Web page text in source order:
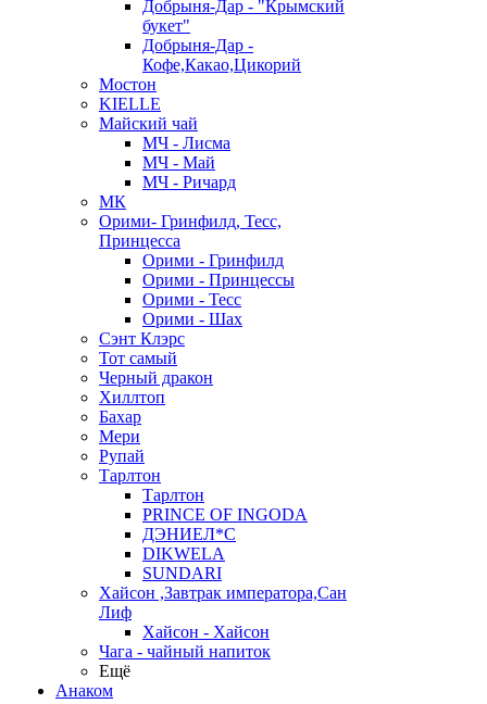
Добрыня-Дар - "Крымский
букет"
Добрыня-Дар -
Кофе,Какао,Цикорий
Мостон
KIELLE
Майский чай
МЧ - Лисма
МЧ - Май
МЧ - Ричард
МК
Орими- Гринфилд, Тесс,
Принцесса
Орими - Гринфилд
Орими - Принцессы
Орими - Тесс
Орими - Шах
Сэнт Клэрс
Тот самый
Черный дракон
Хиллтоп
Бахар
Мери
Рупай
Тарлтон
Тарлтон
PRINCE OF INGODA
ДЭНИЕЛ*С
DIKWELA
SUNDARI
Хайсон ,Завтрак императора,Сан
Лиф
Хайсон - Хайсон
Чага - чайный напиток
Ещё
Анаком